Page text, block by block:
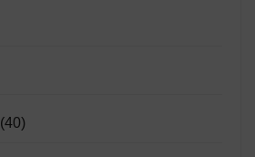
(40)